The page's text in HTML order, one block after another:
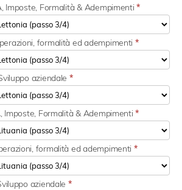
Imposte, Formalità & Adempimenti*
formalità ed adempimenti *
aziendale *
Imposte, Formalità & Adempimenti*
formalità ed adempimenti *
aziendale *